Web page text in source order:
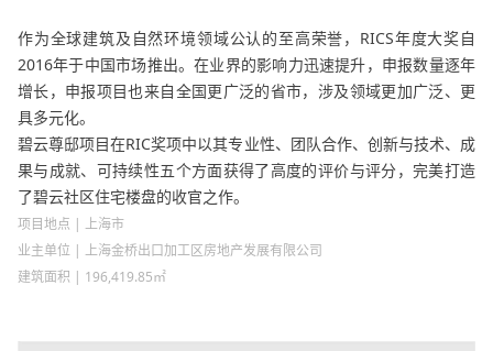
作为全球建筑及自然环境领域公认的至高荣誉，RICS年度大奖自
2016年于中国市场推出。在业界的影响力迅速提升，申报数量逐年
增长，申报项目也来自全国更广泛的省市，涉及领域更加广泛、更
具多元化。
碧云尊邸项目在RIC奖项中以其专业性、团队合作、创新与技术、成
果与成就、可持续性五个方面获得了高度的评价与评分，完美打造
了碧云社区住宅楼盘的收官之作。
项目地点 | 上海市
业主单位 | 上海金桥出口加工区房地产发展有限公司
建筑面积 | 196,419.85㎡